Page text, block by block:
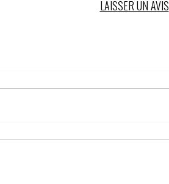
LAISSER UN AVIS